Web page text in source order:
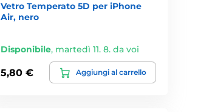
Vetro Temperato 5D per iPhone
Air, nero
Disponibile, martedì 11. 8. da voi
5,80 € Aggiungi al carrello